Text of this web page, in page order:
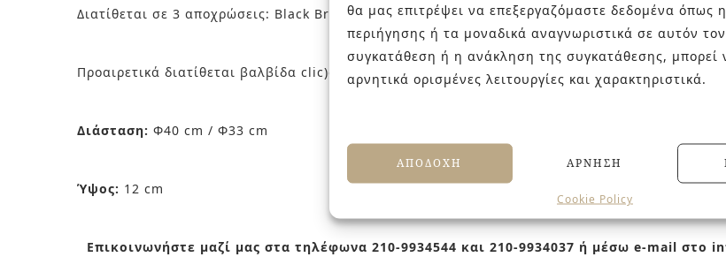
θα μας επιτρέψει να επεξεργαζόμαστε δεδομένα όπως
περιήγησης ή τα μοναδικά αναγνωριστικά σε αυτόν
συγκατάθεση ή η ανάκληση της συγκατάθεσης, μπορεί
αρνητικά ορισμένες λειτουργίες και χαρακτηριστικά.
ΑΠΟΔΟΧΉ ΆΡΝΗΣΗ
Cookie Policy
Διατίθεται σε 3 αποχρώσεις: Black Brushed, Gold Brushed, Rose Gold Brushed.
Προαιρετικά διατίθεται βαλβίδα clic)clqc στον ίδιο χρωματισμό.
Διάσταση: Φ40 cm / Φ33 cm
Ύψος: 12 cm
Επικοινωνήστε μαζί μας στα τηλέφωνα 210-9934544 και 210-9934037 ή μέσω e-mail στο